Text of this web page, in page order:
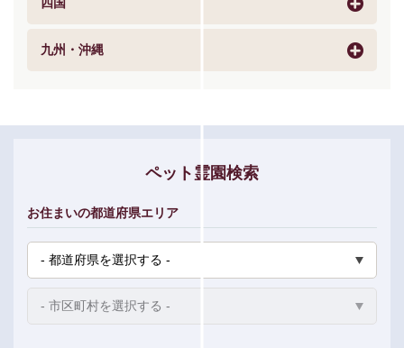
九州・沖縄
ペット霊園検索
お住まいの都道府県エリア